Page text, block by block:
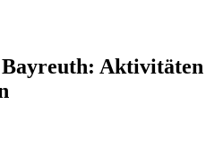
Aktivitäten